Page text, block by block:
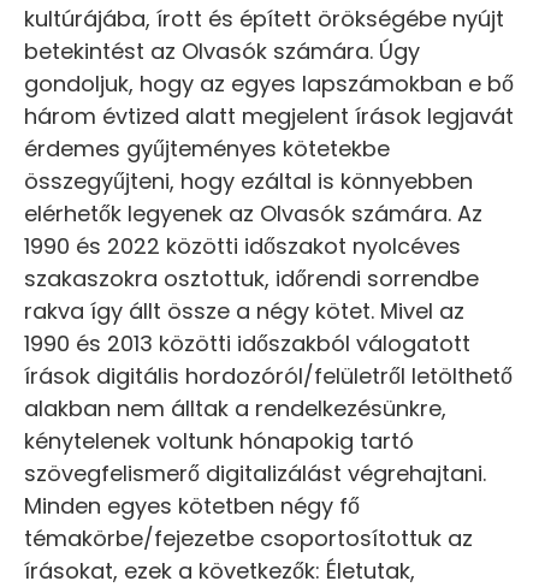
kultúrájába, írott és épített örökségébe nyújt
betekintést az Olvasók számára. Úgy
gondoljuk, hogy az egyes lapszámokban e bő
három évtized alatt megjelent írások legjavát
érdemes gyűjteményes kötetekbe
összegyűjteni, hogy ezáltal is könnyebben
elérhetők legyenek az Olvasók számára. Az
1990 és 2022 közötti időszakot nyolcéves
szakaszokra osztottuk, időrendi sorrendbe
rakva így állt össze a négy kötet. Mivel az
1990 és 2013 közötti időszakból válogatott
írások digitális hordozóról/felületről letölthető
alakban nem álltak a rendelkezésünkre,
kénytelenek voltunk hónapokig tartó
szövegfelismerő digitalizálást végrehajtani.
Minden egyes kötetben négy fő
témakörbe/fejezetbe csoportosítottuk az
írásokat, ezek a következők: Életutak,